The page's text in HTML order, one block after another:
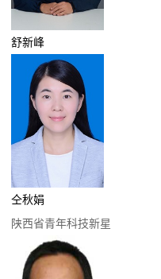
舒新峰
仝秋娟
陕西省青年科技新星